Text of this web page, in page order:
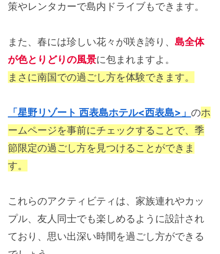
策やレンタカーで島内ドライブもできます。
また、春には珍しい花々が咲き誇り、 島全体
が色とりどりの風景に包まれますよ。
まさに南国での過ごし方を体験できます。
「星野リゾート 西表島ホテル<西表島>」 のホ
ームページを事前にチェックすることで、季
節限定の過ごし方を見つけることができま
す。
これらのアクティビティは、家族連れやカッ
プル、友人同士でも楽しめるように設計され
ており、思い出深い時間を過ごし方ができる